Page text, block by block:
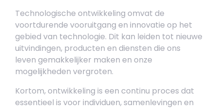
Technologische ontwikkeling omvat de
voortdurende vooruitgang en innovatie op het
gebied van technologie. Dit kan leiden tot nieuwe
uitvindingen, producten en diensten die ons
leven gemakkelijker maken en onze
mogelijkheden vergroten.
Kortom, ontwikkeling is een continu proces dat
essentieel is voor individuen, samenlevingen en